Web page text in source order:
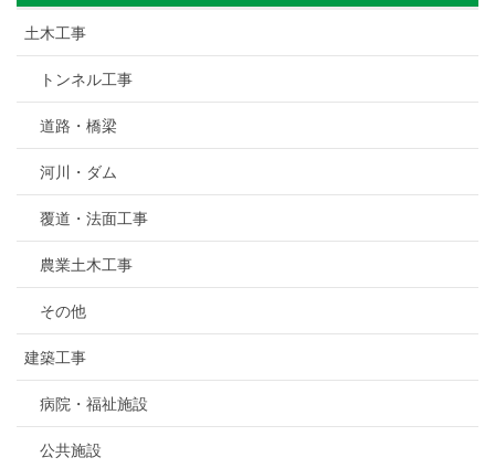
土木工事
トンネル工事
道路・橋梁
河川・ダム
覆道・法面工事
農業土木工事
その他
建築工事
病院・福祉施設
公共施設